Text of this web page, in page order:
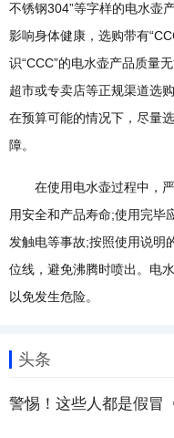
不锈钢304”等字样的电水壶
影响身体健康，选购带有
识“CCC”的电水壶产品质量
超市或专卖店等正规渠道选
在预算可能的情况下，尽量
障。
在使用电水壶过程中，严
用安全和产品寿命;使用完毕
发触电等事故;按照使用说明
位线，避免沸腾时喷出。电
以免发生危险。
头条
警惕！这些人都是假冒